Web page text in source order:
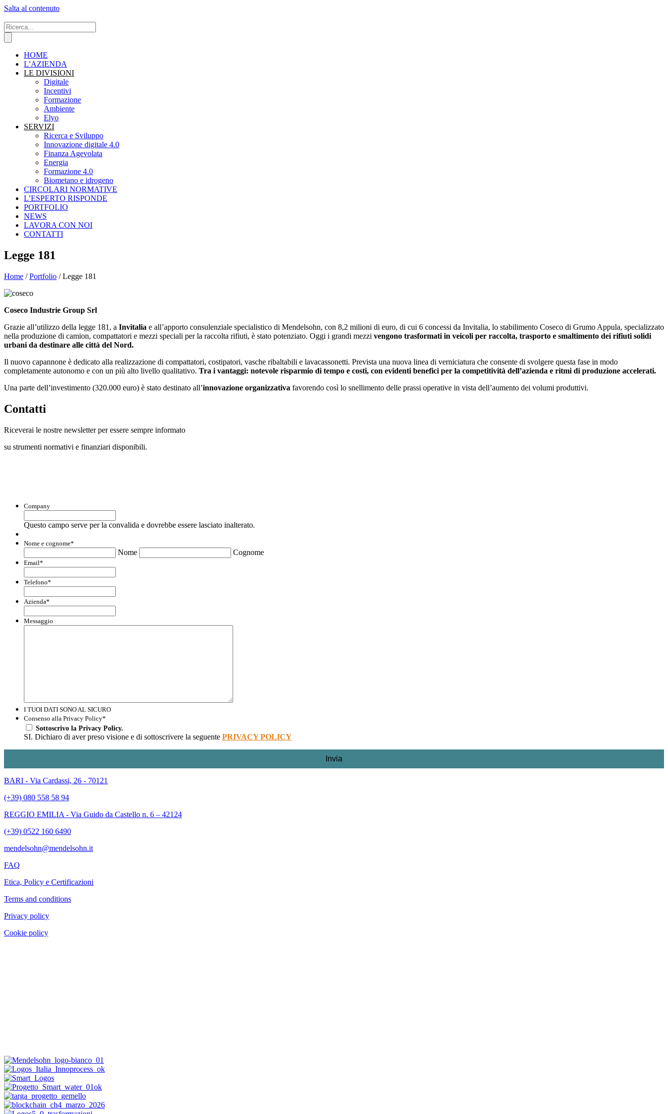
Salta al contenuto
HOME
L’AZIENDA
LE DIVISIONI
Digitale
Incentivi
Formazione
Ambiente
Elyo
SERVIZI
Ricerca e Sviluppo
Innovazione digitale 4.0
Finanza Agevolata
Energia
Formazione 4.0
Biometano e idrogeno
CIRCOLARI NORMATIVE
L’ESPERTO RISPONDE
PORTFOLIO
NEWS
LAVORA CON NOI
CONTATTI
Legge 181
Home /Portfolio /Legge 181
Coseco Industrie Group Srl
Grazie all’utilizzo della legge 181, a Invitalia e all’apporto consulenziale specialistico di Mendelsohn, con 8,2 milioni di euro, di cui 6 concessi da Invitalia, lo stabilimento Coseco di Grumo Appula, specializzato
nella produzione di camion, compattatori e mezzi speciali per la raccolta rifiuti, è stato potenziato. Oggi i grandi mezzi vengono trasformati in veicoli per raccolta, trasporto e smaltimento dei rifiuti solidi
urbani da destinare alle città del Nord.
Il nuovo capannone è dedicato alla realizzazione di compattatori, costipatori, vasche ribaltabili e lavacassonetti. Prevista una nuova linea di verniciatura che consente di svolgere questa fase in modo
completamente autonomo e con un più alto livello qualitativo. Tra i vantaggi: notevole risparmio di tempo e costi, con evidenti benefici per la competitività dell’azienda e ritmi di produzione accelerati.
Una parte dell’investimento (320.000 euro) è stato destinato all’innovazione organizzativa favorendo così lo snellimento delle prassi operative in vista dell’aumento dei volumi produttivi.
Contatti
Riceverai le nostre newsletter per essere sempre informato
su strumenti normativi e finanziari disponibili.
Company
Questo campo serve per la convalida e dovrebbe essere lasciato inalterato.
Nome e cognome*
Nome Cognome
Email*
Telefono*
Azienda*
Messaggio
I TUOI DATI SONO AL SICURO
Consenso alla Privacy Policy*
Sottoscrivo la Privacy Policy.
SI. Dichiaro di aver preso visione e di sottoscrivere la seguente PRIVACY POLICY
BARI - Via Cardassi, 26 - 70121
(+39) 080 558 58 94
REGGIO EMILIA - Via Guido da Castello n. 6 – 42124
(+39) 0522 160 6490
mendelsohn@mendelsohn.it
FAQ
Etica, Policy e Certificazioni
Terms and conditions
Privacy policy
Cookie policy